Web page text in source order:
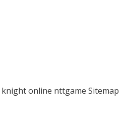
knight online nttgame Sitemap